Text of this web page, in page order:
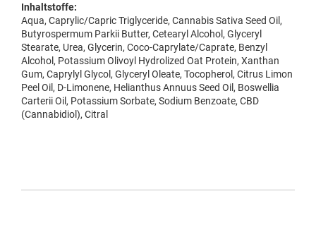
Inhaltstoffe:
Aqua, Caprylic/Capric Triglyceride, Cannabis Sativa Seed Oil,
Butyrospermum Parkii Butter, Cetearyl Alcohol, Glyceryl
Stearate, Urea, Glycerin, Coco-Caprylate/Caprate, Benzyl
Alcohol, Potassium Olivoyl Hydrolized Oat Protein, Xanthan
Gum, Caprylyl Glycol, Glyceryl Oleate, Tocopherol, Citrus Limon
Peel Oil, D-Limonene, Helianthus Annuus Seed Oil, Boswellia
Carterii Oil, Potassium Sorbate, Sodium Benzoate, CBD
(Cannabidiol), Citral